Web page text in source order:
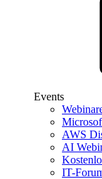
Events
AWS
AI
IT-